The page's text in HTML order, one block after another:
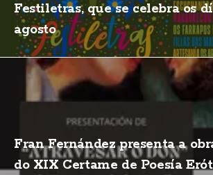
Festiletras, que se celebra os
agosto
Fran Fernández presenta a
do XIX Certame de Poesía